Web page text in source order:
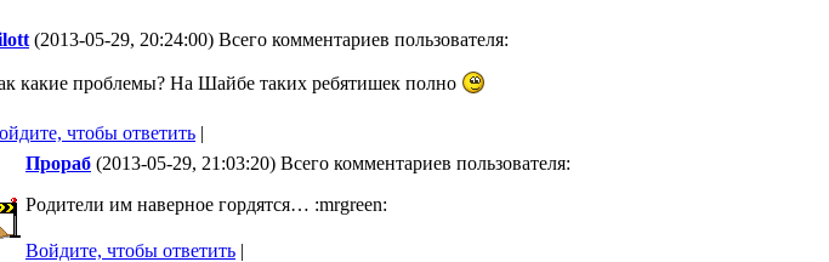
(2013-05-29, 20:24:00) Всего комментариев пользователя:
какие проблемы? На Шайбе таких ребятишек полно
чтобы ответить |
Прораб (2013-05-29, 21:03:20) Всего комментариев пользователя:
Родители им наверное гордятся… :mrgreen:
Войдите, чтобы ответить |